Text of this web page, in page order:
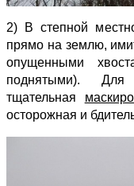
2) В степной
прямо на землю,
опущенными
поднятыми). Для
тщательная
осторожная и